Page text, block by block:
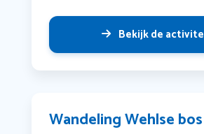
Bekijk de
Wandeling Wehlse